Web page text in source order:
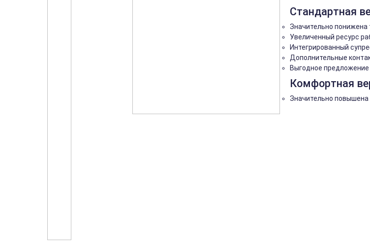
Стандартная
Значительно понижена
Увеличенный ресурс
Интегрированный
Дополнительные
Выгодное предложение
Комфортная
Значительно повышена